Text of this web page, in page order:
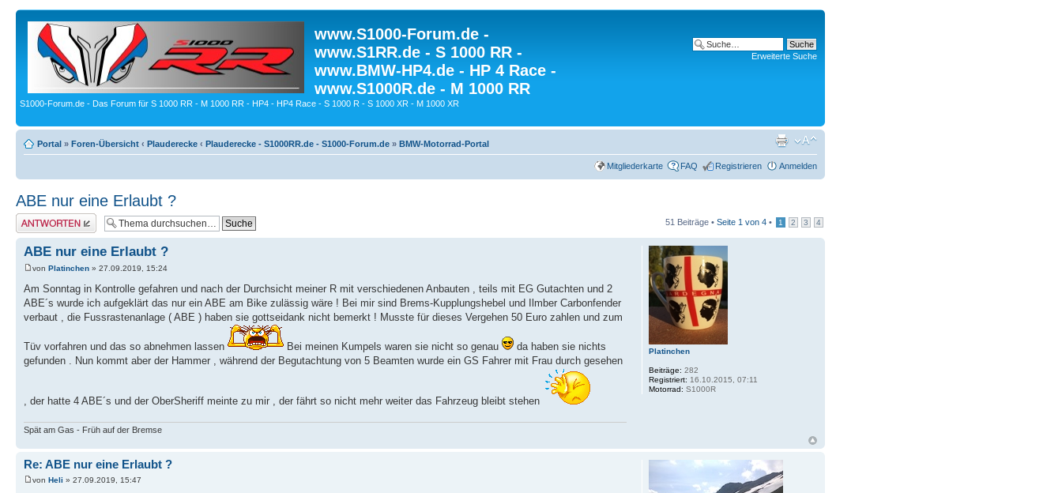
www.S1000-Forum.de -
www.S1RR.de - S 1000 RR -
www.BMW-HP4.de - HP 4 Race -
www.S1000R.de - M 1000 RR
S1000-Forum.de - Das Forum für S 1000 RR - M 1000 RR - HP4 - HP4 Race - S 1000 R - S 1000 XR - M 1000 XR
Erweiterte Suche
Portal » Foren-Übersicht ‹ Plauderecke ‹ Plauderecke - S1000RR.de - S1000-Forum.de » BMW-Motorrad-Portal
Mitgliederkarte FAQ Registrieren Anmelden
ABE nur eine Erlaubt ?
Antwort erstellen 51 Beiträge • Seite 1 von 4 • 1 2 3 4
ABE nur eine Erlaubt ?
von Platinchen » 27.09.2019, 15:24
Am Sonntag in Kontrolle gefahren und nach der Durchsicht meiner R mit verschiedenen Anbauten , teils mit EG Gutachten und 2
ABE´s wurde ich aufgeklärt das nur ein ABE am Bike zulässig wäre ! Bei mir sind Brems-Kupplungshebel und Ilmber Carbonfender
verbaut , die Fussrastenanlage ( ABE ) haben sie gottseidank nicht bemerkt ! Musste für dieses Vergehen 50 Euro zahlen und zum
Tüv vorfahren und das so abnehmen lassen Bei meinen Kumpels waren sie nicht so genau
da haben sie nichts
gefunden . Nun kommt aber der Hammer , während der Begutachtung von 5 Beamten wurde ein GS Fahrer mit Frau durch gesehen
, der hatte 4 ABE´s und der OberSheriff meinte zu mir , der fährt so nicht mehr weiter das Fahrzeug bleibt stehen
Spät am Gas - Früh auf der Bremse
Platinchen
Beiträge: 282
Registriert: 16.10.2015, 07:11
Motorrad: S1000R
Re: ABE nur eine Erlaubt ?
von Heli » 27.09.2019, 15:47